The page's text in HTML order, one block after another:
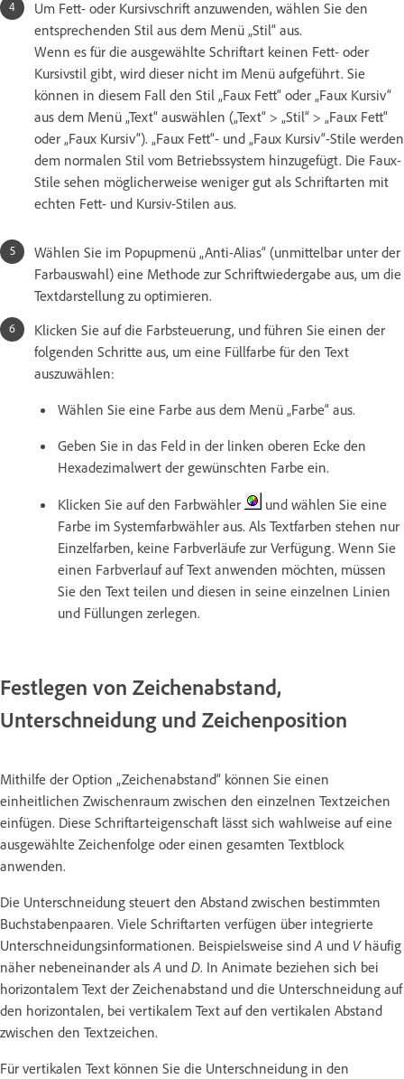
Um Fett- oder Kursivschrift anzuwenden, wählen Sie den
entsprechenden Stil aus dem Menü „Stil“ aus.
Wenn es für die ausgewählte Schriftart keinen Fett- oder
Kursivstil gibt, wird dieser nicht im Menü aufgeführt. Sie
können in diesem Fall den Stil „Faux Fett“ oder „Faux Kursiv“
aus dem Menü „Text“ auswählen („Text“ > „Stil“ > „Faux Fett“
oder „Faux Kursiv“). „Faux Fett“- und „Faux Kursiv“-Stile werden
dem normalen Stil vom Betriebssystem hinzugefügt. Die Faux-
Stile sehen möglicherweise weniger gut als Schriftarten mit
echten Fett- und Kursiv-Stilen aus.
Wählen Sie im Popupmenü „Anti-Alias“ (unmittelbar unter der
Farbauswahl) eine Methode zur Schriftwiedergabe aus, um die
Textdarstellung zu optimieren.
Klicken Sie auf die Farbsteuerung, und führen Sie einen der
folgenden Schritte aus, um eine Füllfarbe für den Text
auszuwählen:
Wählen Sie eine Farbe aus dem Menü „Farbe“ aus.
Geben Sie in das Feld in der linken oberen Ecke den
Hexadezimalwert der gewünschten Farbe ein.
Klicken Sie auf den Farbwähler
und wählen Sie eine
Farbe im Systemfarbwähler aus. Als Textfarben stehen nur
Einzelfarben, keine Farbverläufe zur Verfügung. Wenn Sie
einen Farbverlauf auf Text anwenden möchten, müssen
Sie den Text teilen und diesen in seine einzelnen Linien
und Füllungen zerlegen.
Festlegen von Zeichenabstand,
Unterschneidung und Zeichenposition
Mithilfe der Option „Zeichenabstand“ können Sie einen
einheitlichen Zwischenraum zwischen den einzelnen Textzeichen
einfügen. Diese Schriftarteigenschaft lässt sich wahlweise auf eine
ausgewählte Zeichenfolge oder einen gesamten Textblock
anwenden.
Die Unterschneidung steuert den Abstand zwischen bestimmten
Buchstabenpaaren. Viele Schriftarten verfügen über integrierte
Unterschneidungsinformationen. Beispielsweise sind A und Vhäufig
näher nebeneinander als A und D. In Animate beziehen sich bei
horizontalem Text der Zeichenabstand und die Unterschneidung auf
den horizontalen, bei vertikalem Text auf den vertikalen Abstand
zwischen den Textzeichen.
Für vertikalen Text können Sie die Unterschneidung in den